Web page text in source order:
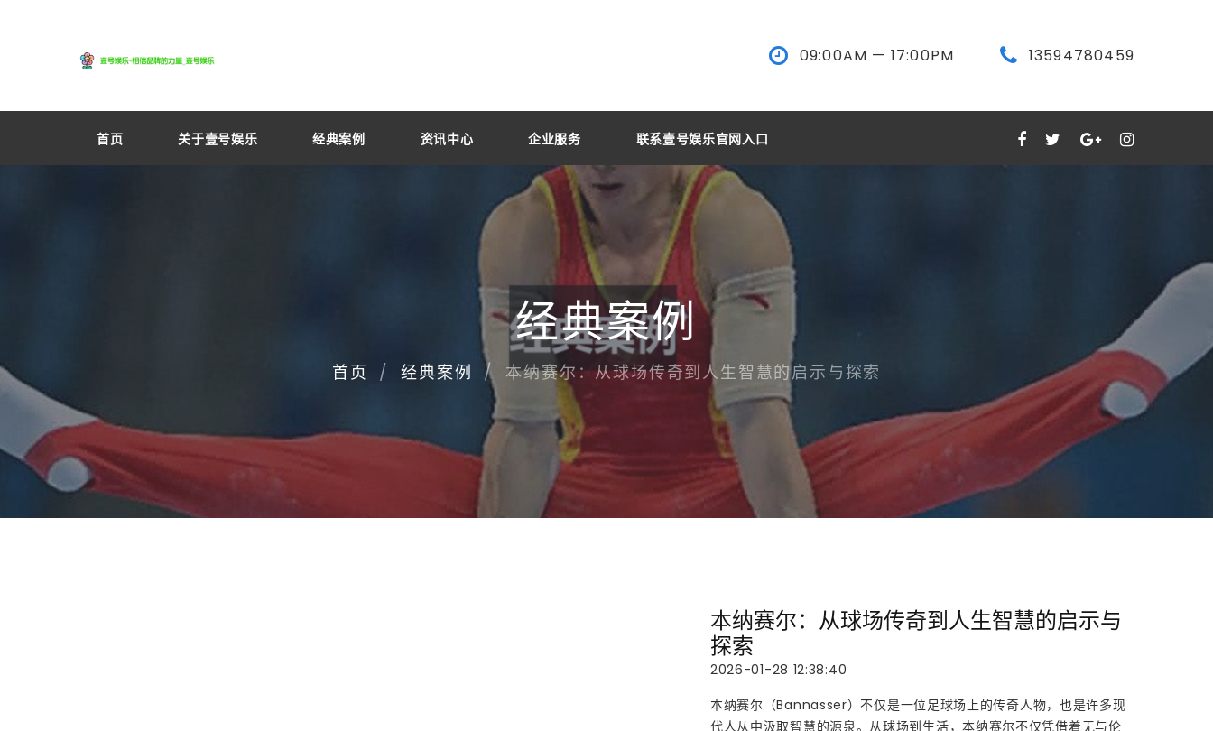
09:00AM — 17:00PM 13594780459
首页 关于壹号娱乐 经典案例 资讯中心 企业服务 联系壹号娱乐官网入口
经典案例
首页 经典案例 本纳赛尔：从球场传奇到人生智慧的启示与探索
本纳赛尔：从球场传奇到人生智慧的启示与
探索
2026-01-28 12:38:40
本纳赛尔（Bannasser）不仅是一位足球场上的传奇人物，也是许多现
代人从中汲取智慧的源泉。从球场到生活，本纳赛尔不仅凭借着无与伦